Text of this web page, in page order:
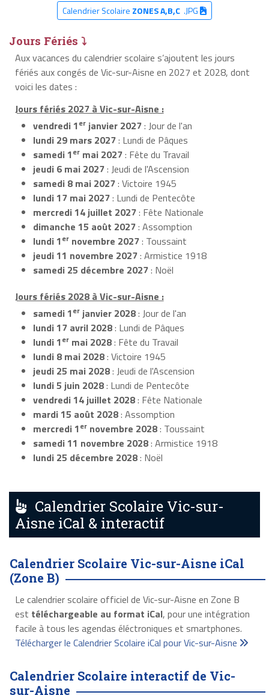
Calendrier Scolaire ZONES A,B,C.JPG
Jours Fériés ⤵
Aux vacances du calendrier scolaire s’ajoutent les jours
fériés aux congés de Vic-sur-Aisne en 2027 et 2028, dont
voici les dates :
Jours fériés 2027 à Vic-sur-Aisne :
vendredi 1er janvier 2027: Jour de l'an
lundi 29 mars 2027: Lundi de Pâques
samedi 1er mai 2027: Fête du Travail
jeudi 6 mai 2027: Jeudi de l'Ascension
samedi 8 mai 2027: Victoire 1945
lundi 17 mai 2027: Lundi de Pentecôte
mercredi 14 juillet 2027: Fête Nationale
dimanche 15 août 2027: Assomption
lundi 1er novembre 2027: Toussaint
jeudi 11 novembre 2027: Armistice 1918
samedi 25 décembre 2027: Noël
Jours fériés 2028 à Vic-sur-Aisne :
samedi 1er janvier 2028: Jour de l'an
lundi 17 avril 2028: Lundi de Pâques
lundi 1er mai 2028: Fête du Travail
lundi 8 mai 2028: Victoire 1945
jeudi 25 mai 2028: Jeudi de l'Ascension
lundi 5 juin 2028: Lundi de Pentecôte
vendredi 14 juillet 2028: Fête Nationale
mardi 15 août 2028: Assomption
mercredi 1er novembre 2028: Toussaint
samedi 11 novembre 2028: Armistice 1918
lundi 25 décembre 2028: Noël
Calendrier Scolaire Vic-sur-
Aisne iCal & interactif
Calendrier Scolaire Vic-sur-Aisne iCal
(Zone B)
Le calendrier scolaire officiel de Vic-sur-Aisne en Zone B
est téléchargeable au format iCal, pour une intégration
facile à tous les agendas éléctroniques et smartphones.
Télécharger le Calendrier Scolaire iCal pour Vic-sur-Aisne
Calendrier Scolaire interactif de Vic-
sur-Aisne